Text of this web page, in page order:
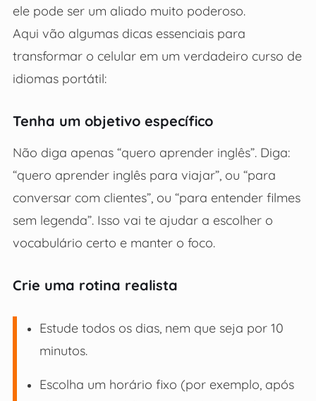
ele pode ser um aliado muito poderoso.
Aqui vão algumas dicas essenciais para
transformar o celular em um verdadeiro curso de
idiomas portátil:
Tenha um objetivo específico
Não diga apenas “quero aprender inglês”. Diga:
“quero aprender inglês para viajar”, ou “para
conversar com clientes”, ou “para entender filmes
sem legenda”. Isso vai te ajudar a escolher o
vocabulário certo e manter o foco.
Crie uma rotina realista
Estude todos os dias, nem que seja por 10
minutos.
Escolha um horário fixo (por exemplo, após